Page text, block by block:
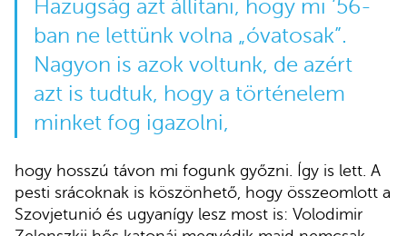
Hazugság azt állítani, hogy mi ’56-
ban ne lettünk volna „óvatosak”.
Nagyon is azok voltunk, de azért
azt is tudtuk, hogy a történelem
minket fog igazolni,
hogy hosszú távon mi fogunk győzni. Így is lett. A
pesti srácoknak is köszönhető, hogy összeomlott a
Szovjetunió és ugyanígy lesz most is: Volodimir